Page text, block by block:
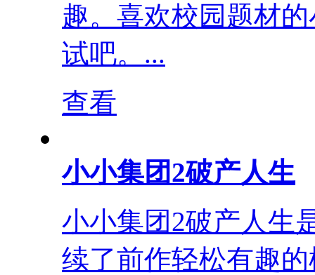
趣。喜欢校园题材
试吧。...
查看
小小集团2破产人生
小小集团2破产人生
续了前作轻松有趣